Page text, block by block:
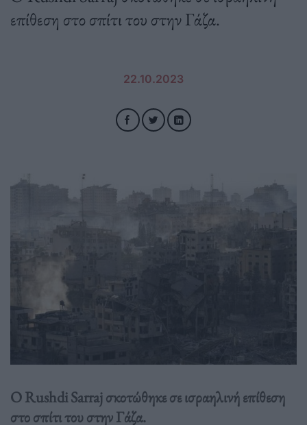
επίθεση στο σπίτι του στην Γάζα.
22.10.2023
Ο Rushdi Sarraj σκοτώθηκε σε ισραηλινή επίθεση
στο σπίτι του στην Γάζα.